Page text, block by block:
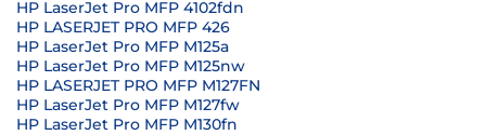
HP LaserJet Pro MFP 4102fdn
HP LASERJET PRO MFP 426
HP LaserJet Pro MFP M125a
HP LaserJet Pro MFP M125nw
HP LASERJET PRO MFP M127FN
HP LaserJet Pro MFP M127fw
HP LaserJet Pro MFP M130fn